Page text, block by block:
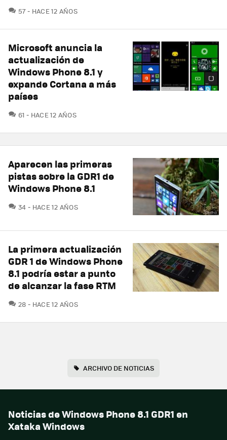
57COMENTARIOS
HACE 12 AÑOS
Microsoft anuncia la
actualización de
Windows Phone 8.1 y
expande Cortana a más
países
61 COMENTARIOS
HACE 12 AÑOS
Aparecen las primeras
pistas sobre la GDR1 de
Windows Phone 8.1
34 COMENTARIOS
HACE 12 AÑOS
La primera actualización
GDR 1 de Windows Phone
8.1 podría estar a punto
de alcanzar la fase RTM
28 COMENTARIOS
HACE 12 AÑOS
ARCHIVO DE NOTICIAS
Noticias de Windows Phone 8.1 GDR1 en
Xataka Windows